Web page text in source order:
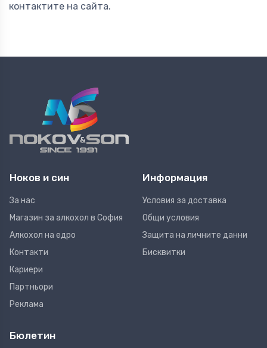
контактите на сайта.
Ноков и син
За нас
Магазин за алкохол в София
Алкохол на едро
Контакти
Кариери
Партньори
Реклама
Информация
Условия за доставка
Общи условия
Защита на личните данни
Бисквитки
Бюлетин